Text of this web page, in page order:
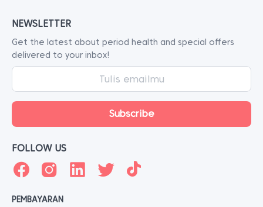
NEWSLETTER
Get the latest about period health and special offers
delivered to your inbox!
FOLLOW US
PEMBAYARAN